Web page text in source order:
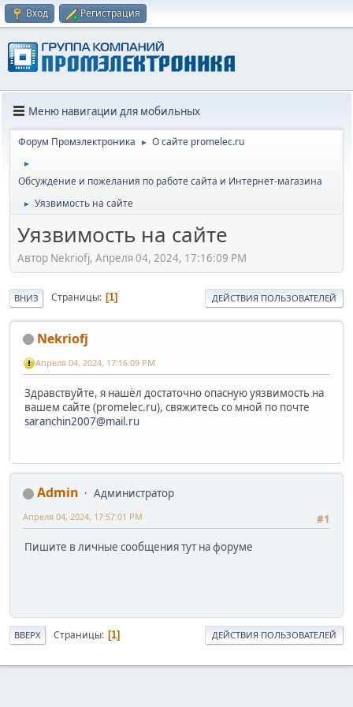
Вход Регистрация
Меню навигации для мобильных
Форум Промэлектроника ► О сайте promelec.ru
►
Обсуждение и пожелания по работе сайта и Интернет-магазина
► Уязвимость на сайте
Уязвимость на сайте
Автор Nekriofj, Апреля 04, 2024, 17:16:09 PM
ВНИЗ Страницы 1 ДЕЙСТВИЯ ПОЛЬЗОВАТЕЛЕЙ
Nekriofj
Апреля 04, 2024, 17:16:09 PM
Здравствуйте, я нашёл достаточно опасную уязвимость на
вашем сайте (promelec.ru), cвяжитесь со мной по почте
saranchin2007@mail.ru
Admin
Администратор
#1
Апреля 04, 2024, 17:57:01 PM
Пишите в личные сообщения тут на форуме
ВВЕРХ Страницы 1 ДЕЙСТВИЯ ПОЛЬЗОВАТЕЛЕЙ